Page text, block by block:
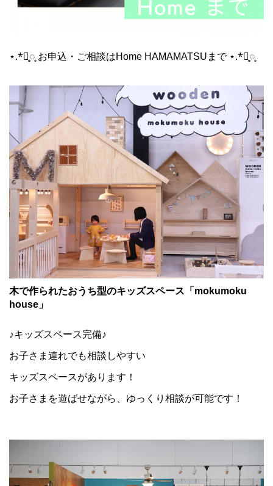
⋆.*⃝̥◌̥ お申込・ご相談はHome HAMAMATSUまで ⋆.*⃝̥◌̥
木で作られたおうち型のキッズスペース「mokumoku
house」
♪キッズスペース完備♪
お子さま連れでも相談しやすい
キッズスペースがあります！
お子さまを遊ばせながら、ゆっくり相談が可能です！